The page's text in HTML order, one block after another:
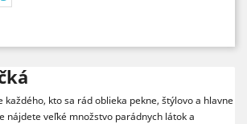
každého, kto sa rád oblieka pekne, štýlovo a hlavne
nájdete veľké množstvo parádnych látok a